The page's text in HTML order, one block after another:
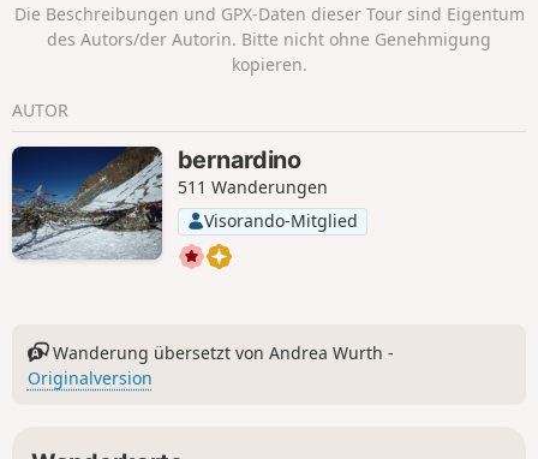
Die Beschreibungen und GPX-Daten dieser Tour sind Eigentum
des Autors/der Autorin. Bitte nicht ohne Genehmigung
kopieren.
AUTOR
bernardino
511 Wanderungen
Visorando-Mitglied
Wanderung übersetzt von Andrea Wurth -
Originalversion